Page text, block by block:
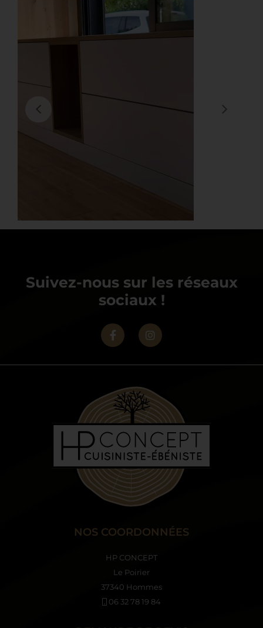
Suivez-nous sur les réseaux
sociaux !
NOS COORDONNÉES
HP CONCEPT
Le Poirier
37340 Hommes
06 32 78 19 84